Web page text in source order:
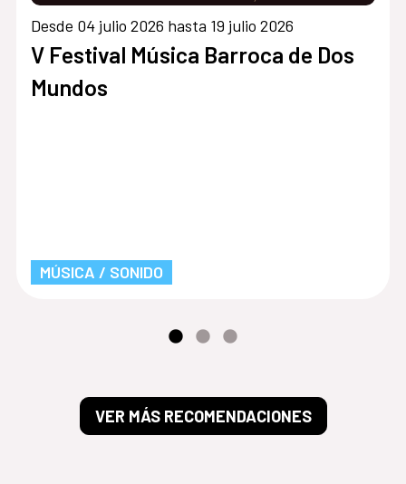
Desde 04 julio 2026 hasta 19 julio 2026
V Festival Música Barroca de Dos
Mundos
MÚSICA / SONIDO
VER MÁS RECOMENDACIONES